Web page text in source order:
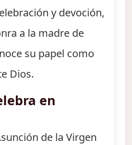
y devoción,
a la madre de
su papel como
Dios.
en
de la Virgen